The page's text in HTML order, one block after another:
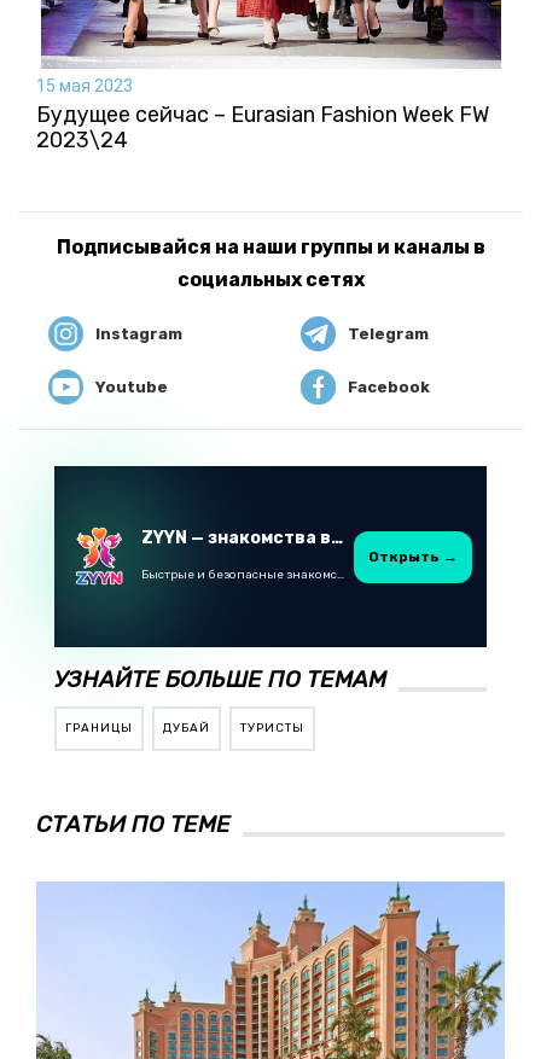
15 мая 2023
Будущее сейчас – Eurasian Fashion Week FW
2023\24
Подписывайся на наши группы и каналы в
социальных сетях
Instagram Telegram
Youtube Facebook
ZYYN — знакомства в Казахстане
Быстрые и безопасные знакомства в Telegram
Открыть →
УЗНАЙТЕ БОЛЬШЕ ПО ТЕМАМ
ГРАНИЦЫ ДУБАЙ ТУРИСТЫ
СТАТЬИ ПО ТЕМЕ